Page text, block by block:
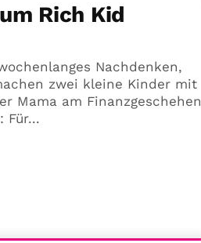
Rich Kid
Nachdenken,
zwei kleine Kinder mit
Mama am Finanzgeschehen
Für...